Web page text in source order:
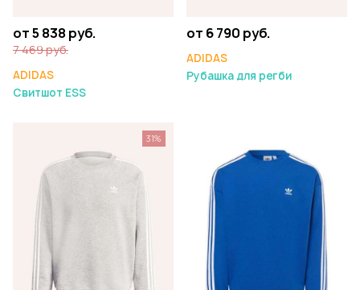
от 5 838 руб.
7 469 руб.
ADIDAS
Свитшот ESS
от 6 790 руб.
ADIDAS
Рубашка для регби
31%